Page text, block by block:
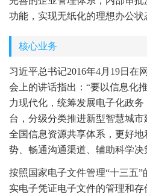
功能，实现无纸化的理想办公状
核心业务
习近平总书记2016年4月19日在
会上的讲话指出：“要以信息化
力现代化，统筹发展电子化政
台，分级分类推进新型智慧城
全国信息资源共享体系，更好
势、畅通沟通渠道、辅助科学决
按照国家电子文件管理“十三五
实电子凭证电子文件的管理和